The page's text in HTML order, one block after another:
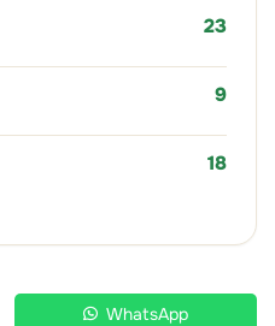
23
9
18
WhatsApp